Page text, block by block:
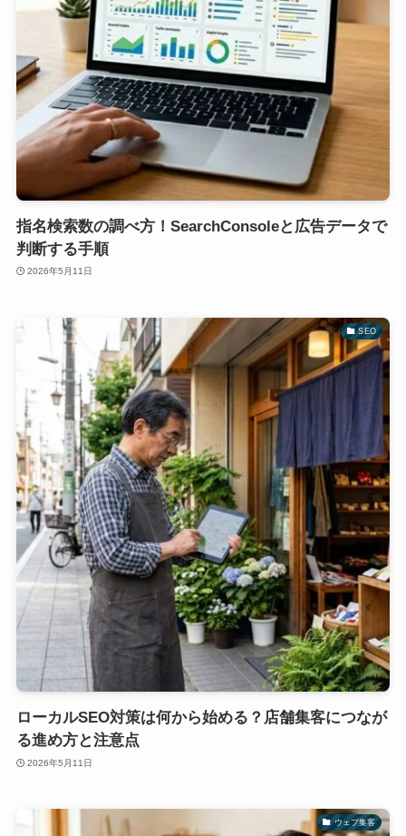
指名検索数の調べ方！SearchConsoleと広告データで
判断する手順
2026年5月11日
SEO
ローカルSEO対策は何から始める？店舗集客につなが
る進め方と注意点
2026年5月11日
ウェブ集客